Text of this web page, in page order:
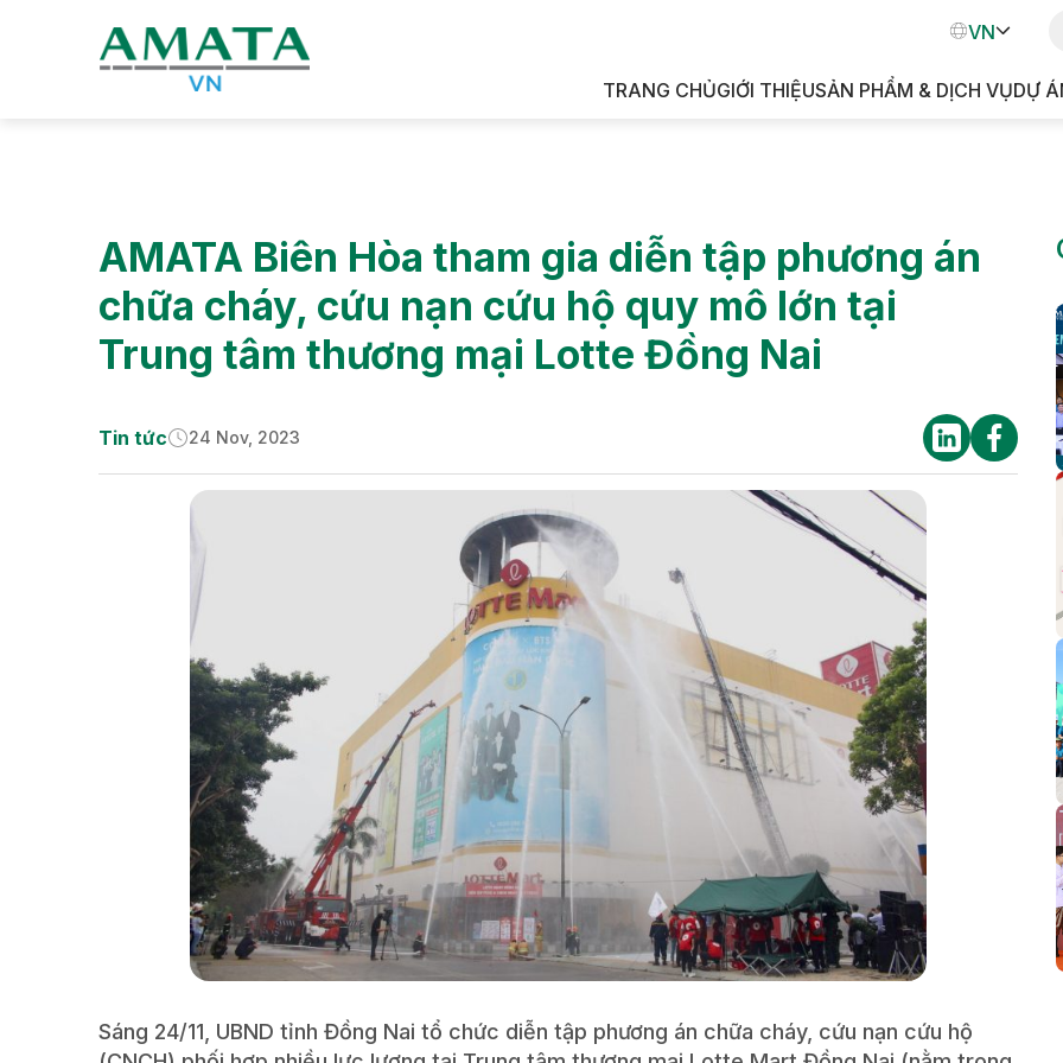
VN
EN
TRANG CHỦGIỚI THIỆUSẢN PHẨM & DỊCH VỤDỰ
Tin tức
AMATA Biên Hòa tham gia diễn tập phương án
chữa cháy, cứu nạn cứu hộ quy mô lớn tại
Trung tâm thương mại Lotte Đồng Nai
Tin tức 24 Nov, 2023
Sáng 24/11, UBND tỉnh Đồng Nai tổ chức diễn tập phương án chữa cháy, cứu nạn cứu hộ